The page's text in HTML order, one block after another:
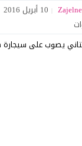
10 أبريل 2016